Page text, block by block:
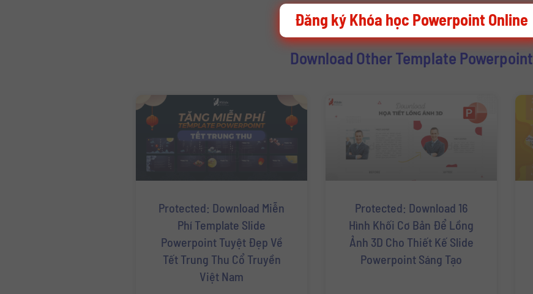
Download Other Template Powerpoint
Protected: Download Miễn
Phí Template Slide
Powerpoint Tuyệt Đẹp Về
Tết Trung Thu Cổ Truyền
Việt Nam
Protected: Download 16
Hình Khối Cơ Bản Để Lồng
Ảnh 3D Cho Thiết Kế Slide
Powerpoint Sáng Tạo
Đăng ký Khóa học Powerpoint Online